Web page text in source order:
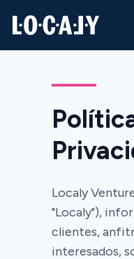
Localy — Ir al inicio
Localy
"Localy"),
clientes,
interesados,